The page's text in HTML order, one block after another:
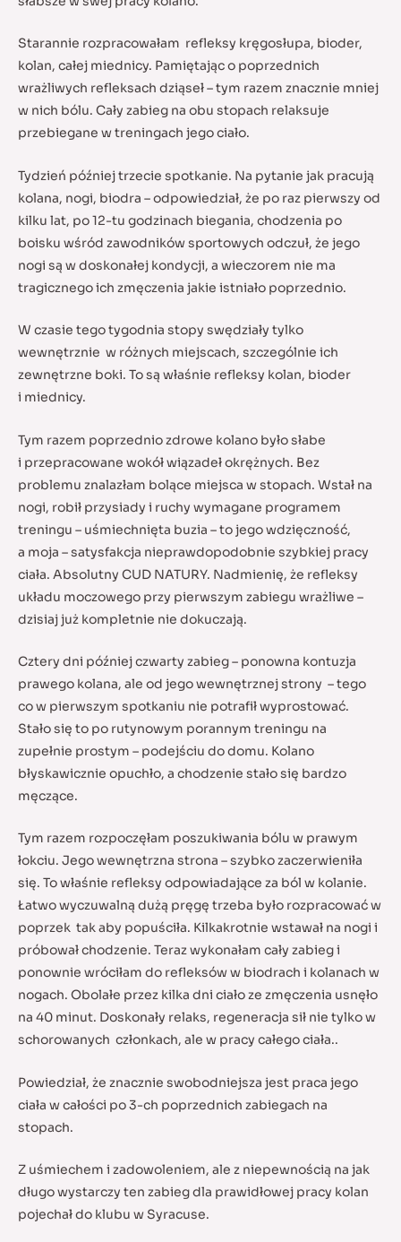
Starannie rozpracowałam refleksy kręgosłupa, bioder,
kolan, całej miednicy. Pamiętając o poprzednich
wrażliwych refleksach dziąseł – tym razem znacznie mniej
w nich bólu. Cały zabieg na obu stopach relaksuje
przebiegane w treningach jego ciało.
Tydzień później trzecie spotkanie. Na pytanie jak pracują
kolana, nogi, biodra – odpowiedział, że po raz pierwszy od
kilku lat, po 12-tu godzinach biegania, chodzenia po
boisku wśród zawodników sportowych odczuł, że jego
nogi są w doskonałej kondycji, a wieczorem nie ma
tragicznego ich zmęczenia jakie istniało poprzednio.
W czasie tego tygodnia stopy swędziały tylko
wewnętrznie w różnych miejscach, szczególnie ich
zewnętrzne boki. To są właśnie refleksy kolan, bioder
i miednicy.
Tym razem poprzednio zdrowe kolano było słabe
i przepracowane wokół wiązadeł okrężnych. Bez
problemu znalazłam bolące miejsca w stopach. Wstał na
nogi, robił przysiady i ruchy wymagane programem
treningu – uśmiechnięta buzia – to jego wdzięczność,
a moja – satysfakcja nieprawdopodobnie szybkiej pracy
ciała. Absolutny CUD NATURY. Nadmienię, że refleksy
układu moczowego przy pierwszym zabiegu wrażliwe –
dzisiaj już kompletnie nie dokuczają.
Cztery dni później czwarty zabieg – ponowna kontuzja
prawego kolana, ale od jego wewnętrznej strony – tego
co w pierwszym spotkaniu nie potrafił wyprostować.
Stało się to po rutynowym porannym treningu na
zupełnie prostym – podejściu do domu. Kolano
błyskawicznie opuchło, a chodzenie stało się bardzo
męczące.
Tym razem rozpoczęłam poszukiwania bólu w prawym
łokciu. Jego wewnętrzna strona – szybko zaczerwieniła
się. To właśnie refleksy odpowiadające za ból w kolanie.
Łatwo wyczuwalną dużą pręgę trzeba było rozpracować w
poprzek tak aby popuściła. Kilkakrotnie wstawał na nogi i
próbował chodzenie. Teraz wykonałam cały zabieg i
ponownie wróciłam do refleksów w biodrach i kolanach w
nogach. Obolałe przez kilka dni ciało ze zmęczenia usnęło
na 40 minut. Doskonały relaks, regeneracja sił nie tylko w
schorowanych członkach, ale w pracy całego ciała..
Powiedział, że znacznie swobodniejsza jest praca jego
ciała w całości po 3-ch poprzednich zabiegach na
stopach.
Z uśmiechem i zadowoleniem, ale z niepewnością na jak
długo wystarczy ten zabieg dla prawidłowej pracy kolan
pojechał do klubu w Syracuse.